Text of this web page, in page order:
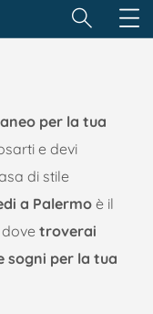
per la tua
e devi
di stile
a Palermo è il
troverai
sogni per la tua